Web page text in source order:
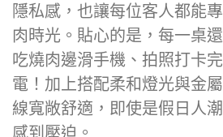
隱私感，也讓每位客人都能
肉時光。貼心的是，每一桌
吃燒肉邊滑手機、拍照打卡
電！加上搭配柔和燈光與金
線寬敞舒適，即使是假日人
感到壓迫。